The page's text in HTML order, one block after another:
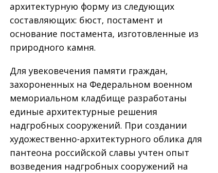
архитектурную форму из следующих
составляющих: бюст, постамент и
основание постамента, изготовленные из
природного камня.
Для увековечения памяти граждан,
захороненных на Федеральном военном
мемориальном кладбище разработаны
единые архитектурные решения
надгробных сооружений. При создании
художественно-архитектурного облика для
пантеона российской славы учтен опыт
возведения надгробных сооружений на